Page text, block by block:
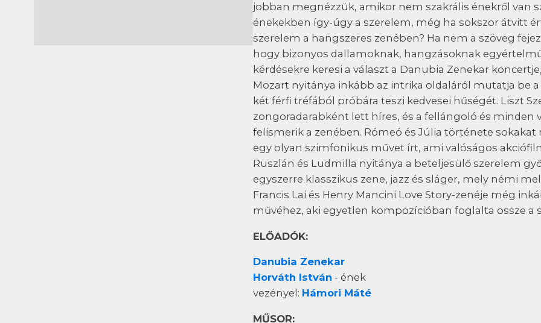
jobban megnézzük, amikor nem szakrális énekről van
énekekben így-úgy a szerelem, még ha sokszor átvitt
szerelem a hangszeres zenében? Ha nem a szöveg
hogy bizonyos dallamoknak, hangzásoknak
kérdésekre keresi a választ a Danubia Zenekar
Mozart nyitánya inkább az intrika oldaláról mutatja be
két férfi tréfából próbára teszi kedvesei hűségét. Liszt
zongoradarabként lett híres, és a fellángoló és
felismerik a zenében. Rómeó és Júlia története
egy olyan szimfonikus művet írt, ami valóságos
Ruszlán és Ludmilla nyitánya a beteljesülő szerelem
egyszerre klasszikus zene, jazz és sláger, mely némi
Francis Lai és Henry Mancini Love Story-zenéje még
művéhez, aki egyetlen kompozícióban foglalta össze
ELŐADÓK:
Danubia Zenekar
Horváth István - ének
vezényel: Hámori Máté
MŰSOR: